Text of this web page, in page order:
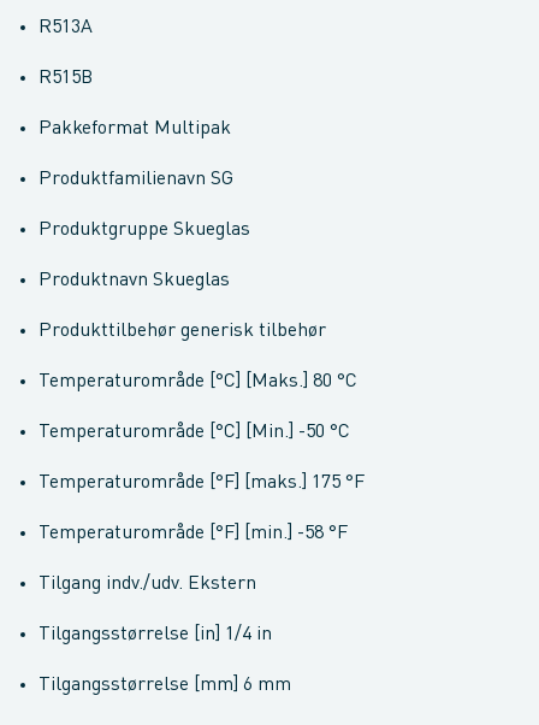
R513A
R515B
Pakkeformat Multipak
Produktfamilienavn SG
Produktgruppe Skueglas
Produktnavn Skueglas
Produkttilbehør generisk tilbehør
Temperaturområde [°C] [Maks.] 80 °C
Temperaturområde [°C] [Min.] -50 °C
Temperaturområde [°F] [maks.] 175 °F
Temperaturområde [°F] [min.] -58 °F
Tilgang indv./udv. Ekstern
Tilgangsstørrelse [in] 1/4 in
Tilgangsstørrelse [mm] 6 mm